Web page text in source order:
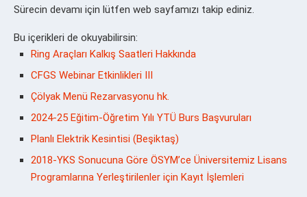
Sürecin devamı için lütfen web sayfamızı takip ediniz.
Bu içerikleri de okuyabilirsin:
Ring Araçları Kalkış Saatleri Hakkında
CFGS Webinar Etkinlikleri III
Çölyak Menü Rezarvasyonu hk.
2024-25 Eğitim-Öğretim Yılı YTÜ Burs Başvuruları
Planlı Elektrik Kesintisi (Beşiktaş)
2018-YKS Sonucuna Göre ÖSYM’ce Üniversitemiz Lisans
Programlarına Yerleştirilenler için Kayıt İşlemleri